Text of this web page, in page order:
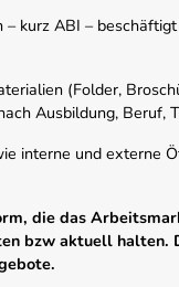
kurz ABI –
(Folder,
Ausbildung, Beruf,
interne und externe
die das
bzw aktuell halten.